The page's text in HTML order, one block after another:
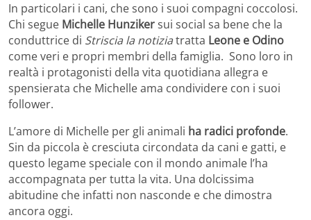
In particolari i cani, che sono i suoi compagni coccolosi.
Chi segue Michelle Hunzikersui social sa bene che la
conduttrice di Striscia la notiziatratta Leone e Odino
come veri e propri membri della famiglia. Sono loro in
realtà i protagonisti della vita quotidiana allegra e
spensierata che Michelle ama condividere con i suoi
follower.
L’amore di Michelle per gli animali ha radici profonde.
Sin da piccola è cresciuta circondata da cani e gatti, e
questo legame speciale con il mondo animale l’ha
accompagnata per tutta la vita. Una dolcissima
abitudine che infatti non nasconde e che dimostra
ancora oggi.